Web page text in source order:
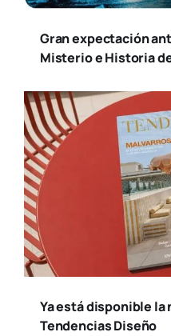
Gran expectación
Misterio e Historia
Ya está disponible la
Tendencias Diseño